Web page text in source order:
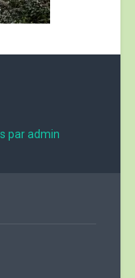
par admin